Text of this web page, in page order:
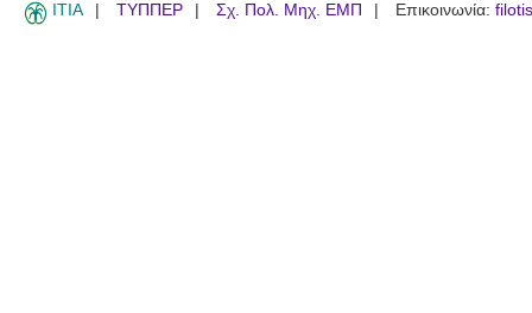
ITIA ΤΥΠΠΕΡ Σχ. Πολ. Μηχ. ΕΜΠ Επικοινωνία: